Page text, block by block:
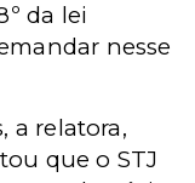
da lei
nesse
a relatora,
que o STJ